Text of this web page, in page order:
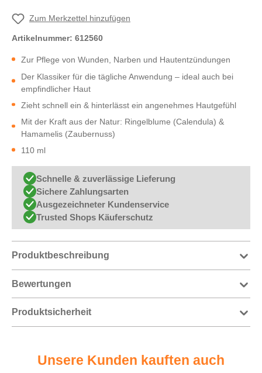
Zum Merkzettel hinzufügen
Artikelnummer: 612560
Zur Pflege von Wunden, Narben und Hautentzündungen
Der Klassiker für die tägliche Anwendung – ideal auch bei
empfindlicher Haut
Zieht schnell ein & hinterlässt ein angenehmes Hautgefühl
Mit der Kraft aus der Natur: Ringelblume (Calendula) &
Hamamelis (Zaubernuss)
110 ml
Schnelle & zuverlässige Lieferung
Sichere Zahlungsarten
Ausgezeichneter Kundenservice
Trusted Shops Käuferschutz
Produktbeschreibung
Bewertungen
Produktsicherheit
Unsere Kunden kauften auch